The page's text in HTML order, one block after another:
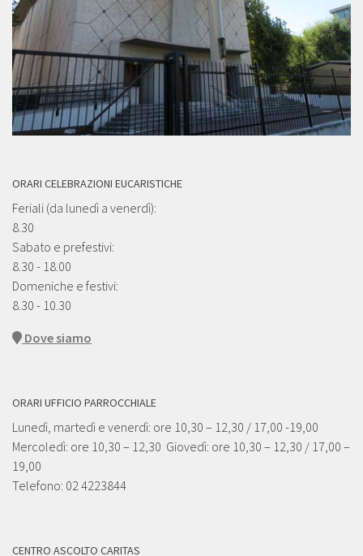
ORARI CELEBRAZIONI EUCARISTICHE
Feriali (da lunedì a venerdì):
8.30
Sabato e prefestivi:
8.30 - 18.00
Domeniche e festivi:
8.30 - 10.30
Dove siamo
ORARI UFFICIO PARROCCHIALE
Lunedì, martedì e venerdì: ore 10,30 – 12,30 / 17,00 -19,00
Mercoledì: ore 10,30 – 12,30 Giovedì: ore 10,30 – 12,30 / 17,00 –
19,00
Telefono: 02 4223844
CENTRO ASCOLTO CARITAS